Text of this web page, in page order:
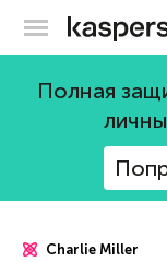
Полная
Charlie Miller